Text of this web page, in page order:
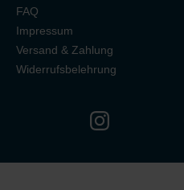
FAQ
Impressum
Versand & Zahlung
Widerrufsbelehrung